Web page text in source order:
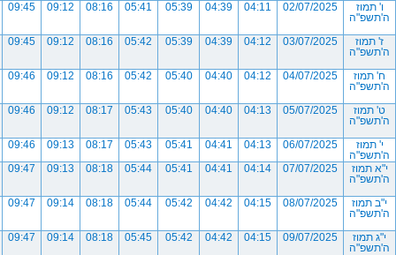
ו' תמוז
ה'תשפ"ה
02/07/2025
04:11
04:39
05:39
05:41
08:16
09:12
09:45
ז' תמוז
ה'תשפ"ה
03/07/2025
04:12
04:39
05:39
05:42
08:16
09:12
09:45
ח' תמוז
ה'תשפ"ה
04/07/2025
04:12
04:40
05:40
05:42
08:16
09:12
09:46
ט' תמוז
ה'תשפ"ה
05/07/2025
04:13
04:40
05:40
05:43
08:17
09:12
09:46
י' תמוז
ה'תשפ"ה
06/07/2025
04:13
04:41
05:41
05:43
08:17
09:13
09:46
י"א תמוז
ה'תשפ"ה
07/07/2025
04:14
04:41
05:41
05:44
08:18
09:13
09:47
י"ב תמוז
ה'תשפ"ה
08/07/2025
04:15
04:42
05:42
05:44
08:18
09:14
09:47
י"ג תמוז
ה'תשפ"ה
09/07/2025
04:15
04:42
05:42
05:45
08:18
09:14
09:47